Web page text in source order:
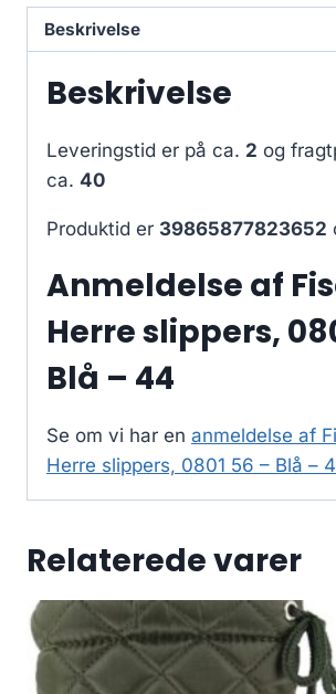
Beskrivelse
Beskrivelse
Leveringstid er på ca. 2 og
ca. 40
Produktid er 39865877823652
Anmeldelse af
Herre slippers,
Blå – 44
Se om vi har en anmeldelse af
Herre slippers, 0801 56 – Blå –
Relaterede varer